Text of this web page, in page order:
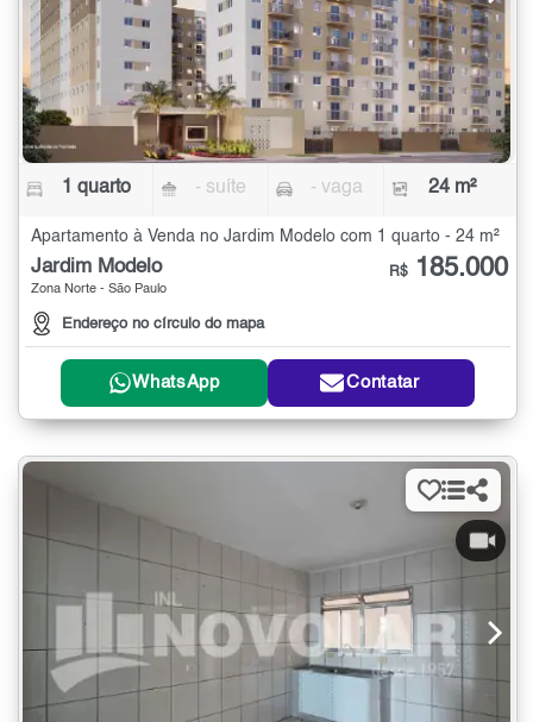
1 quarto - suíte - vaga 24 m²
Apartamento à Venda no Jardim Modelo com 1 quarto - 24 m²
Jardim Modelo
Zona Norte - São Paulo
Endereço no círculo do mapa
R$ 185.000
WhatsApp Contatar